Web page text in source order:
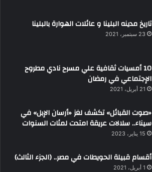
تاريخ مدينه البلينا و عائلات الهوارة بالبلينا
23 سبتمبر، 2021
10 أمسيات ثقافية علي مسرح نادي مطروح
الإجتماعي في رمضان
21 أبريل، 2021
«صوت القبائل» تكشف لغز «أرسان الإبل» في
سيناء.. سلالات عريقة امتدت لمئات السنوات
15 يناير، 2023
أقسام قبيلة الحويطات في مصر.. (الجزء الثالث)
1 أبريل، 2021